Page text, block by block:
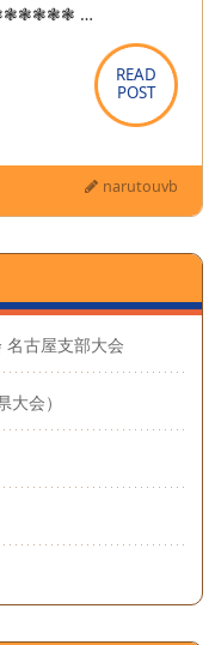
…
READ
POST
READ
POST
narutouvb
古屋支部大会
会）